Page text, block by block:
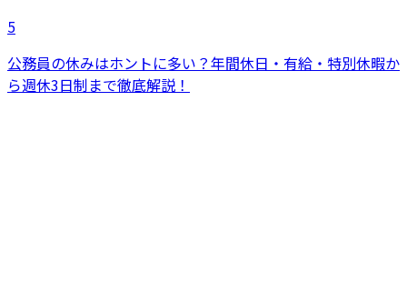
5
公務員の休みはホントに多い？年間休日・有給・特別休暇か
ら週休3日制まで徹底解説！